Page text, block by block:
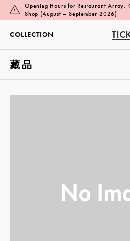
Opening Hours for Restaurant Array,
Shop (August – September 2026)
COLLECTION
藏品